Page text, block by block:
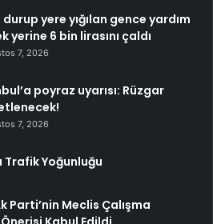
yere yığılan gence yardım
yerine 6 bin lirasını çaldı
7, 2026
poyraz uyarısı: Rüzgar
7, 2026
Yoğunluğu
Parti’nin Meclis Çalışma